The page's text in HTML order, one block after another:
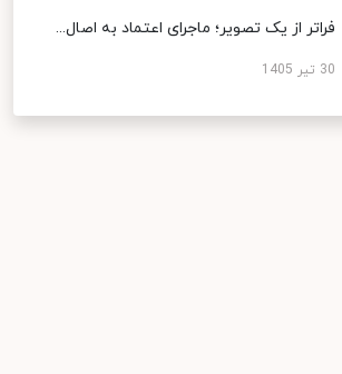
فراتر از یک تصویر؛ ماجرای اعتماد به اصال...
30 تیر 1405